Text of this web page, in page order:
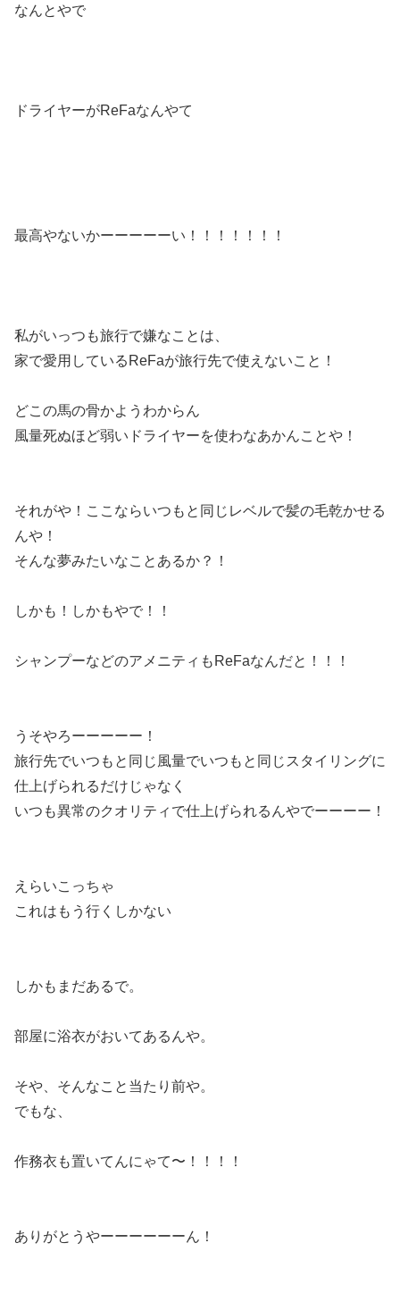
なんとやで
ドライヤーがReFaなんやて
最高やないかーーーーーい！！！！！！！
私がいっつも旅行で嫌なことは、
家で愛用しているReFaが旅行先で使えないこと！
どこの馬の骨かようわからん
風量死ぬほど弱いドライヤーを使わなあかんことや！
それがや！ここならいつもと同じレベルで髪の毛乾かせる
んや！
そんな夢みたいなことあるか？！
しかも！しかもやで！！
シャンプーなどのアメニティもReFaなんだと！！！
うそやろーーーーー！
旅行先でいつもと同じ風量でいつもと同じスタイリングに
仕上げられるだけじゃなく
いつも異常のクオリティで仕上げられるんやでーーーー！
えらいこっちゃ
これはもう行くしかない
しかもまだあるで。
部屋に浴衣がおいてあるんや。
そや、そんなこと当たり前や。
でもな、
作務衣も置いてんにゃて〜！！！！
ありがとうやーーーーーーん！